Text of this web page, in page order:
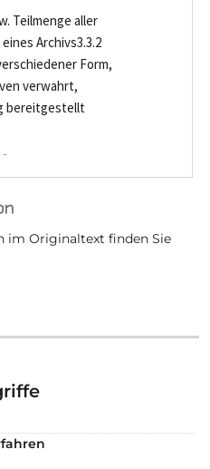
Teilmenge aller
Archivs3.3.2
Form,
verwahrt,
bereitgestellt
im Originaltext finden Sie